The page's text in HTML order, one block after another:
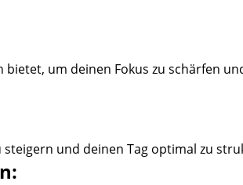
um deinen Fokus zu schärfen
und deinen Tag optimal zu